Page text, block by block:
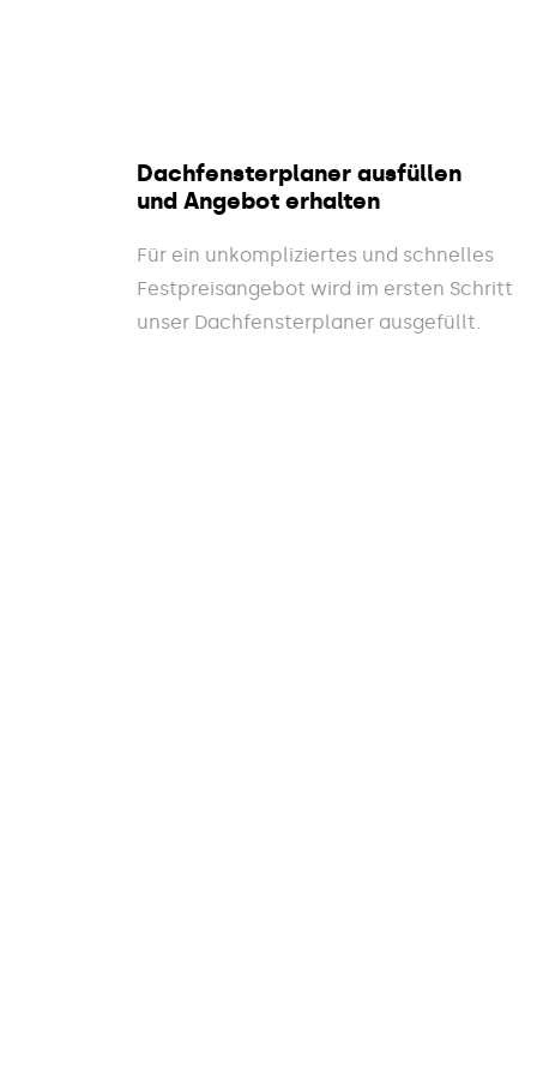
Dachfensterplaner ausfüllen
und Angebot erhalten
Für ein unkompliziertes und schnelles
Festpreisangebot wird im ersten Schritt
unser Dachfensterplaner ausgefüllt.